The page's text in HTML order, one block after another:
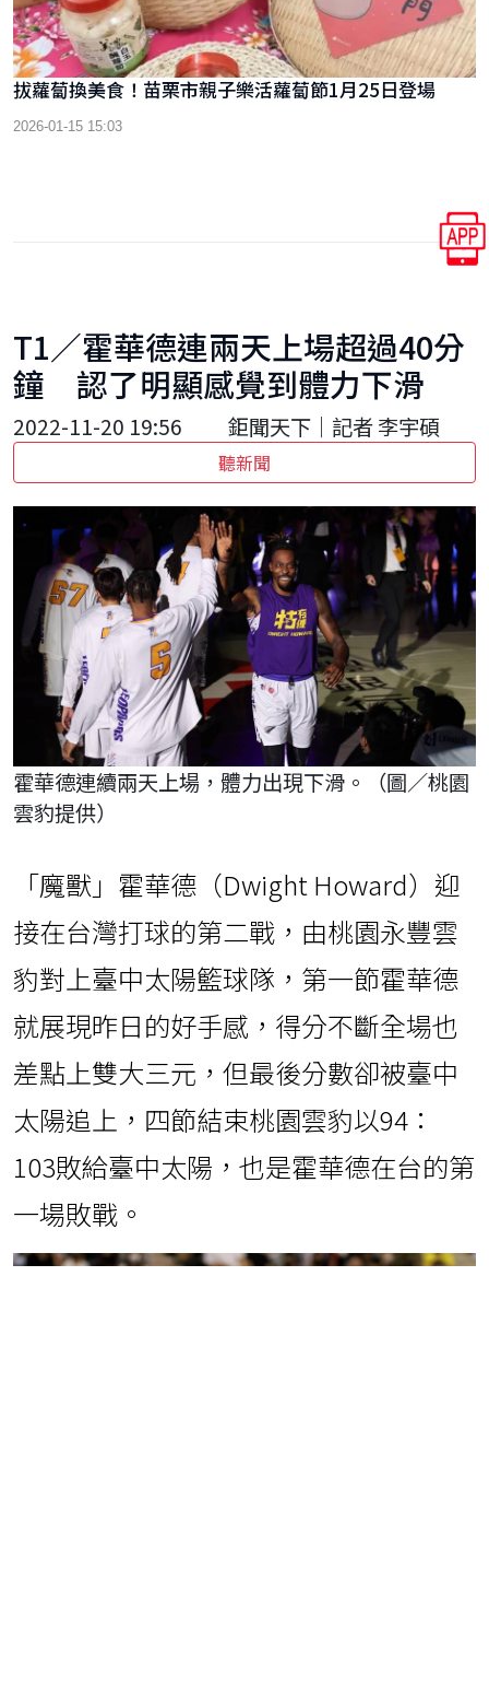
拔蘿蔔換美食！苗栗市親子樂活蘿蔔節1月25日登場
2026-01-15 15:03
T1／霍華德連兩天上場超過40分
鐘 認了明顯感覺到體力下滑
2022-11-20 19:56 鉅聞天下｜記者 李宇碩
聽新聞
霍華德連續兩天上場，體力出現下滑。（圖／桃園
雲豹提供）
「魔獸」霍華德（Dwight Howard）迎
接在台灣打球的第二戰，由桃園永豐雲
豹對上臺中太陽籃球隊，第一節霍華德
就展現昨日的好手感，得分不斷全場也
差點上雙大三元，但最後分數卻被臺中
太陽追上，四節結束桃園雲豹以94：
103敗給臺中太陽，也是霍華德在台的第
一場敗戰。